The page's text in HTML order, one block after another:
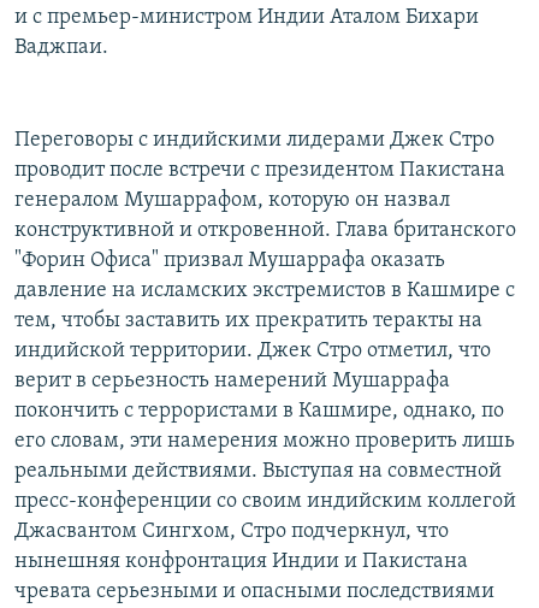
и с премьер-министром Индии Аталом Бихари
Ваджпаи.
Переговоры с индийскими лидерами Джек Стро
проводит после встречи с президентом Пакистана
генералом Мушаррафом, которую он назвал
конструктивной и откровенной. Глава британского
"Форин Офиса" призвал Мушаррафа оказать
давление на исламских экстремистов в Кашмире с
тем, чтобы заставить их прекратить теракты на
индийской территории. Джек Стро отметил, что
верит в серьезность намерений Мушаррафа
покончить с террористами в Кашмире, однако, по
его словам, эти намерения можно проверить лишь
реальными действиями. Выступая на совместной
пресс-конференции со своим индийским коллегой
Джасвантом Сингхом, Стро подчеркнул, что
нынешняя конфронтация Индии и Пакистана
чревата серьезными и опасными последствиями